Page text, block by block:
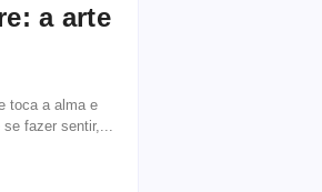
a arte
toca a alma e
fazer sentir,...